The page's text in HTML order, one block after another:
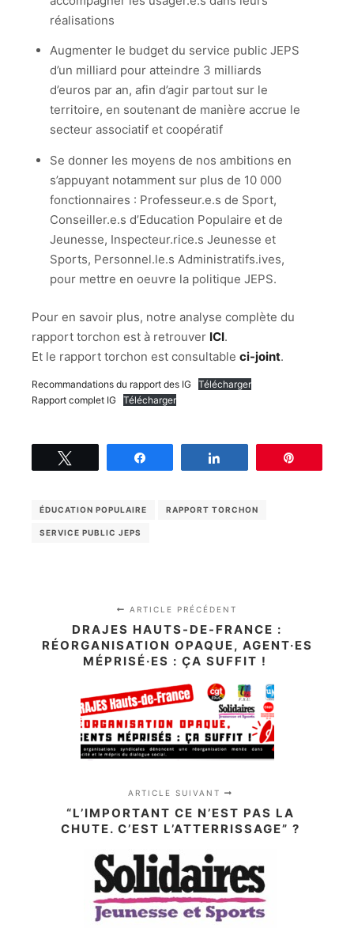
réalisations
Augmenter le budget du service public JEPS
d’un milliard pour atteindre 3 milliards
d’euros par an, afin d’agir partout sur le
territoire, en soutenant de manière accrue le
secteur associatif et coopératif
Se donner les moyens de nos ambitions en
s’appuyant notamment sur plus de 10 000
fonctionnaires : Professeur.e.s de Sport,
Conseiller.e.s d’Education Populaire et de
Jeunesse, Inspecteur.rice.s Jeunesse et
Sports, Personnel.le.s Administratifs.ives,
pour mettre en oeuvre la politique JEPS.
Pour en savoir plus, notre analyse complète du
rapport torchon est à retrouver ICI.
Et le rapport torchon est consultable ci-joint.
Recommandations du rapport des IG Télécharger
Rapport complet IG Télécharger
ÉDUCATION POPULAIRE RAPPORT TORCHON
SERVICE PUBLIC JEPS
ARTICLE PRÉCÉDENT
DRAJES HAUTS-DE-FRANCE :
RÉORGANISATION OPAQUE, AGENT·ES
MÉPRISÉ·ES : ÇA SUFFIT !
ARTICLE SUIVANT
“L’IMPORTANT CE N’EST PAS LA
CHUTE. C’EST L’ATTERRISSAGE” ?